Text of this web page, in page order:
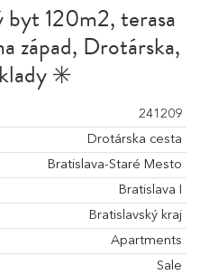
120m2, terasa
západ, Drotárska,
✳️
241209
Drotárska cesta
Bratislava-Staré Mesto
Bratislava I
Bratislavský kraj
Apartments
Sale